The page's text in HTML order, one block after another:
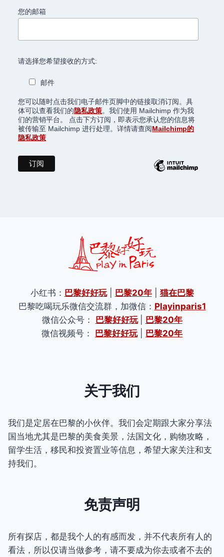
您的邮箱
请选择您希望接收的方式:
邮件
您可以随时点击我们电子邮件页脚中的链接取消订阅。具
体可以查看我们的隐私政策。我们使用 Mailchimp 作为我
们的营销平台。 点击下方订阅，即表示您承认您的信息将
被传输至 Mailchimp 进行处理。详情请查阅Mailchimp的
隐私政策
小红书： 巴黎好好玩| 巴黎20年| 猫在巴黎
巴黎吃喝玩乐微信交流群，加微信： Playinparis1
微信公众号： 巴黎好好玩
巴黎20年
微信视频号： 巴黎好好玩| 巴黎20年
关于我们
我们是定居在巴黎的小伙伴。我们会定期跟大家分享法
国当地尤其是巴黎的美食美景，法国文化，购物攻略，
留学生活，移民和投资置业等信息，希望大家关注和支
持我们。
免责声明
所有探店，都是我个人的有感而发，并不代表所有人的
看法，所以仅请当做参考，请不要成为你去或者不去的